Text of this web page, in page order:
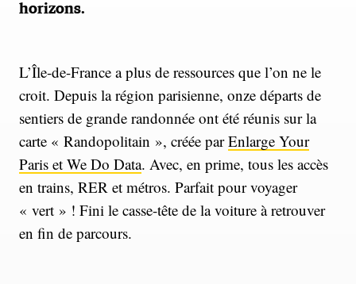
horizons.
L’Île-de-France a plus de ressources que l’on ne le
croit. Depuis la région parisienne, onze départs de
sentiers de grande randonnée ont été réunis sur la
carte « Randopolitain », créée parEnlarge Your
Paris et We Do Data. Avec, en prime, tous les accès
en trains, RER et métros. Parfait pour voyager
« vert » ! Fini le casse-tête de la voiture à retrouver
en fin de parcours.